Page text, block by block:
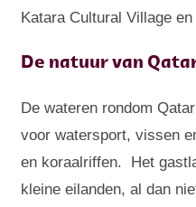
Katara Cultural Village
De natuur van
De wateren rondom
voor watersport, vissen
en koraalriffen. Het
kleine eilanden, al dan